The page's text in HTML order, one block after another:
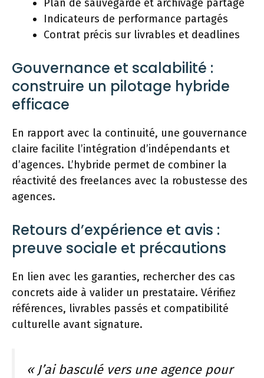
Plan de sauvegarde et archivage partagé
Indicateurs de performance partagés
Contrat précis sur livrables et deadlines
Gouvernance et scalabilité :
construire un pilotage hybride
efficace
En rapport avec la continuité, une gouvernance
claire facilite l’intégration d’indépendants et
d’agences. L’hybride permet de combiner la
réactivité des freelances avec la robustesse des
agences.
Retours d’expérience et avis :
preuve sociale et précautions
En lien avec les garanties, rechercher des cas
concrets aide à valider un prestataire. Vérifiez
références, livrables passés et compatibilité
culturelle avant signature.
« J’ai basculé vers une agence pour